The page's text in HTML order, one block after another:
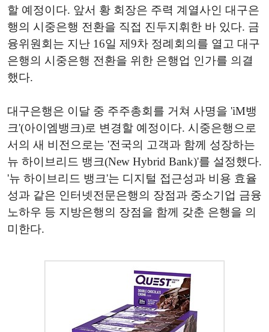
할 예정이다. 앞서 황 회장은 주력 계열사인 대구은
행의 시중은행 전환을 직접 진두지휘한 바 있다. 금
융위원회는 지난 16일 제9차 정례회의를 열고 대구
은행의 시중은행 전환을 위한 은행업 인가를 의결
했다.
대구은행은 이달 중 주주총회를 거쳐 사명을 'iM뱅
크'(아이엠뱅크)로 변경할 예정이다. 시중은행으로
서의 새 비전으로는 '전국의 고객과 함께 성장하는
뉴 하이브리드 뱅크(New Hybrid Bank)'를 설정했다.
'뉴 하이브리드 뱅크'는 디지털 접근성과 비용 효율
성과 같은 인터넷전문은행의 장점과 중소기업 금융
노하우 등 지방은행의 장점을 함께 갖춘 은행을 의
미한다.